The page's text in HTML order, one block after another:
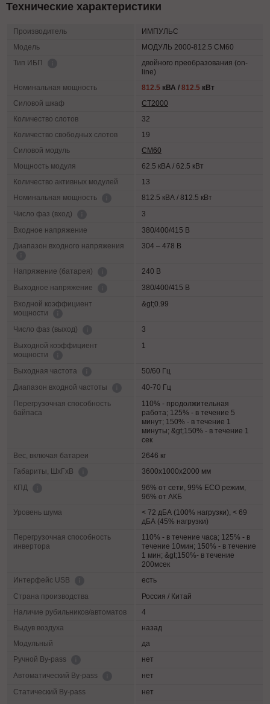
Технические характеристики
Производитель
ИМПУЛЬС
Модель
МОДУЛЬ 2000-812.5 СМ60
Тип ИБП
двойного преобразования (on-
line)
Номинальная мощность
812.5 кВА / 812.5 кВт
Силовой шкаф
СТ2000
Количество слотов
32
Количество свободных слотов
19
Силовой модуль
СМ60
Мощность модуля
62.5 кВА / 62.5 кВт
Количество активных модулей
13
Номинальная мощность
812.5 кВА / 812.5 кВт
Число фаз (вход)
3
Входное напряжение
380/400/415 В
Диапазон входного напряжения
304 – 478 В
Напряжение (батарея)
240 В
Выходное напряжение
380/400/415 В
Входной коэффициент
мощности
&gt;0.99
Число фаз (выход)
3
Выходной коэффициент
мощности
1
Выходная частота
50/60 Гц
Диапазон входной частоты
40-70 Гц
Перегрузочная способность
байпаса
110% - продолжительная
работа; 125% - в течение 5
минут; 150% - в течение 1
минуты; &gt;150% - в течение 1
сек
Вес, включая батареи
2646 кг
Габариты, ШхГхВ
3600х1000х2000 мм
КПД
96% от сети, 99% ECO режим,
96% от АКБ
Уровень шума
< 72 дБА (100% нагрузки), < 69
дБА (45% нагрузки)
Перегрузочная способность
инвертора
110% - в течение часа; 125% - в
течение 10мин; 150% - в течение
1 мин; &gt;150%- в течение
200мсек
Интерфейс USB
есть
Страна производства
Россия / Китай
Наличие рубильников/автоматов
4
Выдув воздуха
назад
Модульный
да
Ручной By-pass
нет
Автоматический By-pass
нет
Статический By-pass
нет